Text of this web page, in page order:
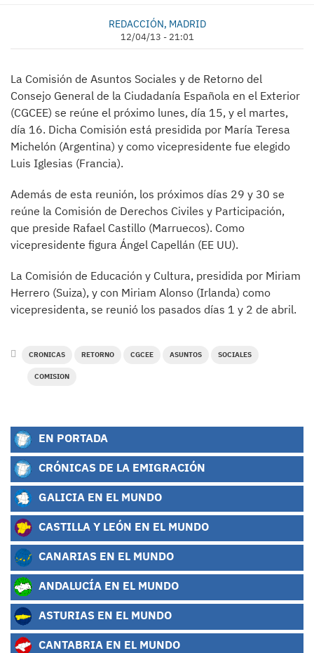
REDACCIÓN, MADRID
12/04/13 - 21:01
La Comisión de Asuntos Sociales y de Retorno del
Consejo General de la Ciudadanía Española en el Exterior
(CGCEE) se reúne el próximo lunes, día 15, y el martes,
día 16. Dicha Comisión está presidida por María Teresa
Michelón (Argentina) y como vicepresidente fue elegido
Luis Iglesias (Francia).
Además de esta reunión, los próximos días 29 y 30 se
reúne la Comisión de Derechos Civiles y Participación,
que preside Rafael Castillo (Marruecos). Como
vicepresidente figura Ángel Capellán (EE UU).
La Comisión de Educación y Cultura, presidida por Miriam
Herrero (Suiza), y con Miriam Alonso (Irlanda) como
vicepresidenta, se reunió los pasados días 1 y 2 de abril.
CRONICAS RETORNO CGCEE ASUNTOS SOCIALES
COMISION
EN PORTADA
CRÓNICAS DE LA EMIGRACIÓN
GALICIA EN EL MUNDO
CASTILLA Y LEÓN EN EL MUNDO
CANARIAS EN EL MUNDO
ANDALUCÍA EN EL MUNDO
ASTURIAS EN EL MUNDO
CANTABRIA EN EL MUNDO